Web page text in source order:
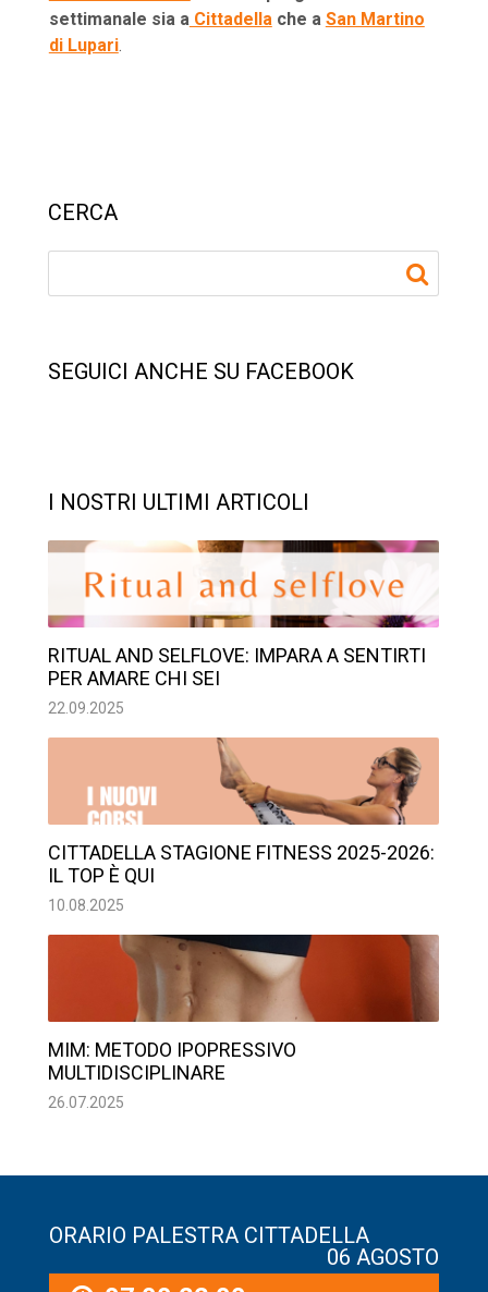
settimanale sia aCittadellache a San Martino
di Lupari.
CERCA
SEGUICI ANCHE SU FACEBOOK
I NOSTRI ULTIMI ARTICOLI
RITUAL AND SELFLOVE: IMPARA A SENTIRTI
PER AMARE CHI SEI
22.09.2025
CITTADELLA STAGIONE FITNESS 2025-2026:
IL TOP È QUI
10.08.2025
MIM: METODO IPOPRESSIVO
MULTIDISCIPLINARE
26.07.2025
ORARIO PALESTRA CITTADELLA
06 AGOSTO